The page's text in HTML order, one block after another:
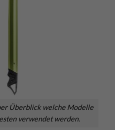
Überblick welche Modelle
verwendet werden.